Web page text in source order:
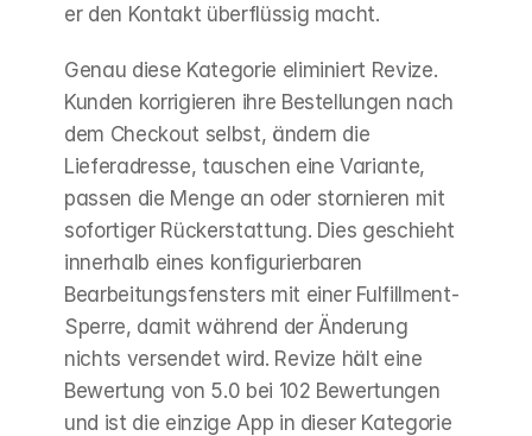
er den Kontakt überflüssig macht.
Genau diese Kategorie eliminiert Revize.
Kunden korrigieren ihre Bestellungen nach
dem Checkout selbst, ändern die
Lieferadresse, tauschen eine Variante,
passen die Menge an oder stornieren mit
sofortiger Rückerstattung. Dies geschieht
innerhalb eines konfigurierbaren
Bearbeitungsfensters mit einer Fulfillment-
Sperre, damit während der Änderung
nichts versendet wird. Revize hält eine
Bewertung von 5.0 bei 102 Bewertungen
und ist die einzige App in dieser Kategorie